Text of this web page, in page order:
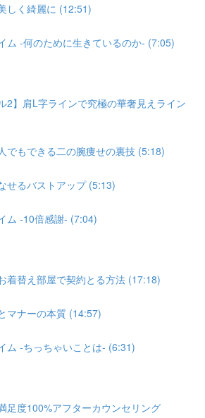
しく綺麗に (12:51)
ム -何のために生きているのか- (7:05)
2】肩L字ラインで究極の華奢見えライン
でもできる二の腕痩せの裏技 (5:18)
せるバストアップ (5:13)
ム -10倍感謝- (7:04)
着替え部屋で契約とる方法 (17:18)
マナーの本質 (14:57)
ム -ちっちゃいことは- (6:31)
足度100%アフターカウンセリング